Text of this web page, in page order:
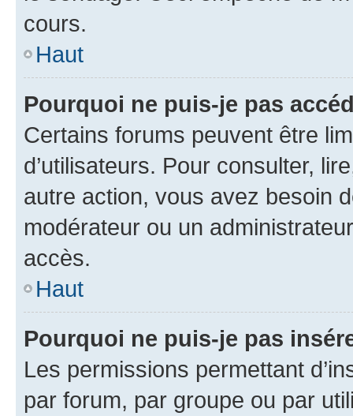
cours.
Haut
Pourquoi ne puis-je pas
Certains forums peuvent être
d’utilisateurs. Pour consulter,
autre action, vous avez besoin
modérateur ou un
accès.
Haut
Pourquoi ne puis-je pas
Les permissions permettant
par forum, par groupe ou par